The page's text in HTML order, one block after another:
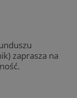
zaprasza na